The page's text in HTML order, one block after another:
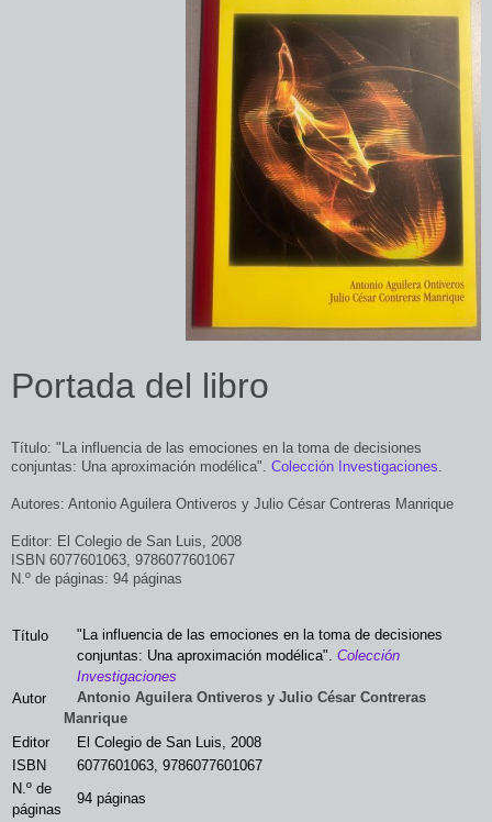
Portada del libro
Título: "La influencia de las emociones en la toma de decisiones
conjuntas: Una aproximación modélica". Colección Investigaciones
Autores: Antonio Aguilera Ontiveros y Julio César Contreras Manrique
Editor: El Colegio de San Luis, 2008
ISBN 6077601063, 9786077601067
N.º de páginas: 94 páginas
Título
"La influencia de las emociones en la toma de decisiones
conjuntas: Una aproximación modélica". Colección
Investigaciones
Autor
Antonio Aguilera Ontiveros y Julio César Contreras
Manrique
Editor
El Colegio de San Luis, 2008
ISBN
6077601063, 9786077601067
N.º de
páginas
94 páginas